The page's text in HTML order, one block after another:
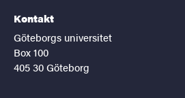
Kontakt
Göteborgs universitet
Box 100
405 30 Göteborg